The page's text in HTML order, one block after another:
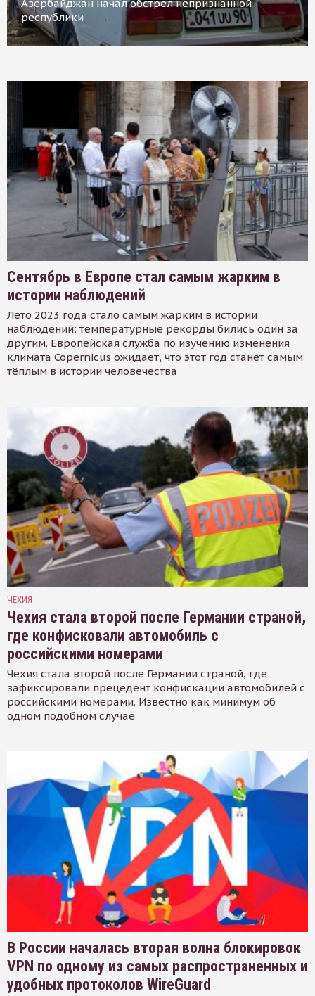
Азербайджан начал обстрел непризнанной
республики
Сентябрь в Европе стал самым жарким в
истории наблюдений
Лето 2023 года стало самым жарким в истории
наблюдений: температурные рекорды бились один за
другим. Европейская служба по изучению изменения
климата Copernicus ожидает, что этот год станет самым
тёплым в истории человечества
ЧЕХИЯ
Чехия стала второй после Германии страной,
где конфисковали автомобиль с
российскими номерами
Чехия стала второй после Германии страной, где
зафиксировали прецедент конфискации автомобилей с
российскими номерами. Известно как минимум об
одном подобном случае
В России началась вторая волна блокировок
VPN по одному из самых распространенных и
удобных протоколов WireGuard